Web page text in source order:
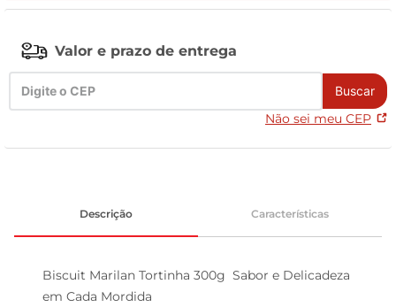
Valor e prazo de entrega
Buscar
Não sei meu CEP
Descrição Características
Biscuit Marilan Tortinha 300g  Sabor e Delicadeza
em Cada Mordida